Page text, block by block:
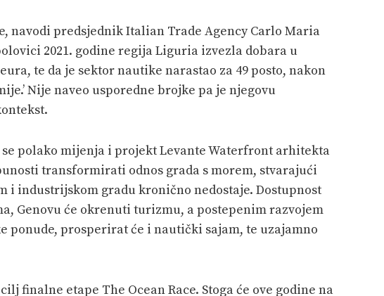
navodi predsjednik Italian Trade Agency Carlo Maria
2021. godine regija Liguria izvezla dobara u
te da je sektor nautike narastao za 49 posto, nakon
Nije naveo usporedne brojke pa je njegovu
se polako mijenja i projekt Levante Waterfront arhitekta
transformirati odnos grada s morem, stvarajući
i industrijskom gradu kronično nedostaje. Dostupnost
Genovu će okrenuti turizmu, a postepenim razvojem
ponude, prosperirat će i nautički sajam, te uzajamno
finalne etape The Ocean Race. Stoga će ove godine na